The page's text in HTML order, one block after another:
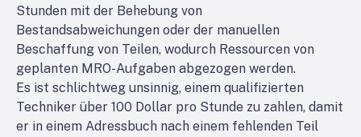
Stunden mit der Behebung von
Bestandsabweichungen oder der manuellen
Beschaffung von Teilen, wodurch Ressourcen von
geplanten MRO-Aufgaben abgezogen werden.
Es ist schlichtweg unsinnig, einem qualifizierten
Techniker über 100 Dollar pro Stunde zu zahlen, damit
er in einem Adressbuch nach einem fehlenden Teil